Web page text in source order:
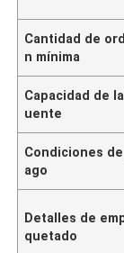
Cantidad de
n mínima
Capacidad de
uente
Condiciones
ago
Detalles de
quetado